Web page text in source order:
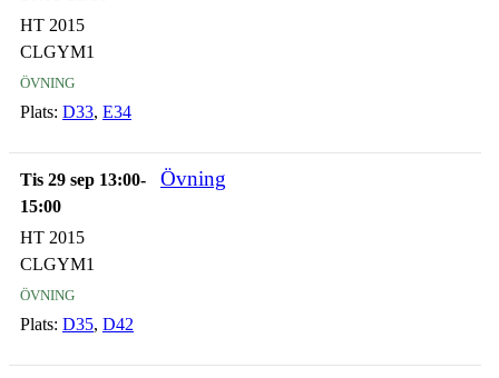
HT 2015
CLGYM1
övning
Plats: D33, E34
Tis 29 sep 13:00-
15:00
Övning
HT 2015
CLGYM1
övning
Plats: D35, D42